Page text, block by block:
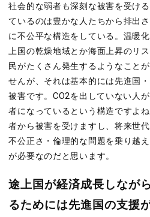
社会的な弱者も深刻な被害を受け
ているのは豊かな人たちから排出
に不公平な構造をしている。温暖
上国の乾燥地域とか海面上昇のリ
民がたくさん発生するようなこと
せんが、それは基本的には先進国
被害です。CO2を出していない人
者になっているという構造ですよ
者から被害を受けますし、将来世
不公正さ・倫理的な問題を乗り越
が必要なのだと思います。
途上国が経済成長しなが
るためには先進国の支援